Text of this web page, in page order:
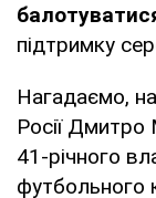
підтримку
Нагадаємо,
Росії
41-річного
футбольного